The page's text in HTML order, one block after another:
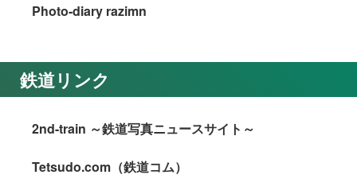
Photo-diary razimn
鉄道リンク
2nd-train ～鉄道写真ニュースサイト～
Tetsudo.com（鉄道コム）